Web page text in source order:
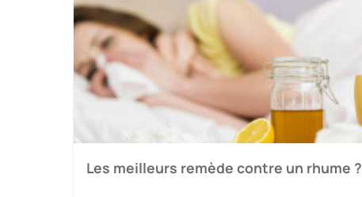
Les meilleurs remède contre un rhume ?